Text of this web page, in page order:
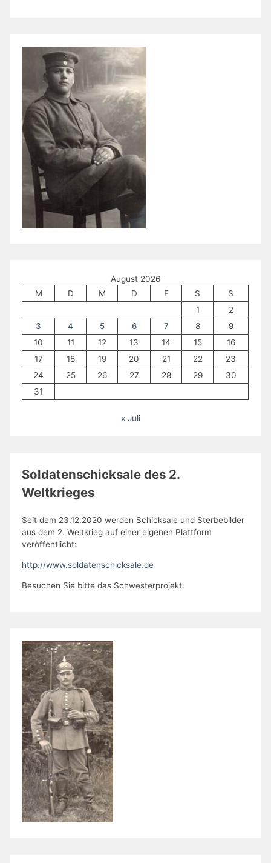
August 2026
M
D M D F S
S
1
2
3
4 5 6 7 8
9
10
11 12 13 14 15
16
17
18 19 20 21 22
23
24
25 26 27 28 29
30
31
« Juli
Soldatenschicksale des 2.
Weltkrieges
Seit dem 23.12.2020 werden Schicksale und Sterbebilder
aus dem 2. Weltkrieg auf einer eigenen Plattform
veröffentlicht:
http://www.soldatenschicksale.de
Besuchen Sie bitte das Schwesterprojekt.